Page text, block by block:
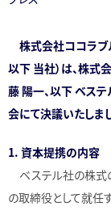
株式会社ココラブ
以下 当社）は、株
藤 陽一、以下 ベス
会にて決議いたしま
1. 資本提携の内容
ベステル社の株式
の取締役として就任